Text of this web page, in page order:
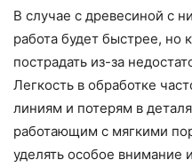
В случае с древесиной с
работа будет быстрее, но
пострадать из-за
Легкость в обработке
линиям и потерям в
работающим с мягкими
уделять особое внимание